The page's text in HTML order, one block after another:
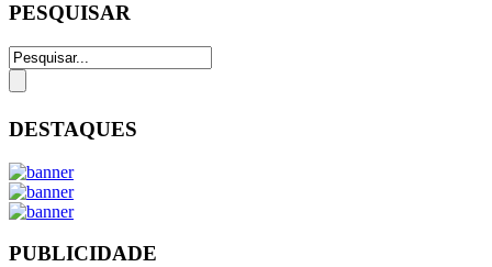
PESQUISAR
DESTAQUES
PUBLICIDADE